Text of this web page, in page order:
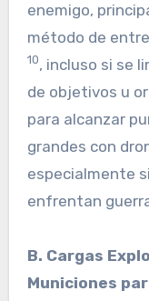
enemigo,
método de
10, incluso si se
de objetivos u
para alcanzar
grandes con
especialmente
enfrentan
B. Cargas
Municiones